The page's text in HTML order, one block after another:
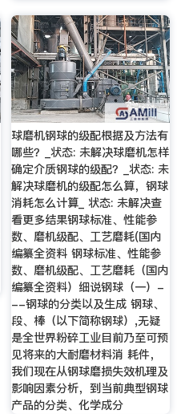
球磨机钢球的级配根据及方法有
哪些？_状态: 未解决球磨机怎样
确定介质钢球的级配？_状态: 未
解决球磨机的级配怎么算，钢球
消耗怎么计算_ 状态: 未解决查
看更多结果钢球标准、性能参
数、磨机级配、工艺磨耗(国内
编纂全资料 钢球标准、性能参
数、磨机级配、工艺磨耗（国内
编纂全资料）细说钢球（一）-
--钢球的分类以及生成 钢球、
段、棒（以下简称钢球）,无疑
是全世界粉碎工业目前乃至可预
见将来的大耐磨材料消 耗件，
我们现在从钢球磨损失效机理及
影响因素分析，到当前典型钢球
产品的分类、化学成分